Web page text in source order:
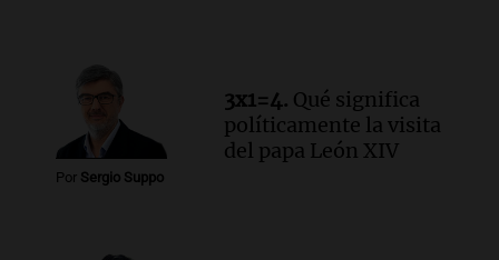
Por Sergio Suppo
3x1=4. Qué significa
políticamente la visita
del papa León XIV